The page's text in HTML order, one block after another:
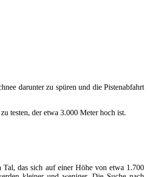
darunter zu spüren und die Pistenabfahrt
testen, der etwa 3.000 Meter hoch ist.
das sich auf einer Höhe von etwa 1.700